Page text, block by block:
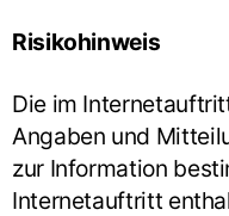
Risikohinweis
Die im
Angaben und
zur Information
Internetauftritt